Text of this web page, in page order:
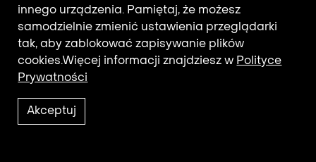
Adres e-mail subskrybenta.
Otrzymuj nowości z filmotekaslaska.com
innego urządzenia. Pamiętaj, że możesz
samodzielnie zmienić ustawienia przeglądarki
tak, aby zablokować zapisywanie plików
cookies.Więcej informacji znajdziesz w Polityce
Prywatności
Akceptuj